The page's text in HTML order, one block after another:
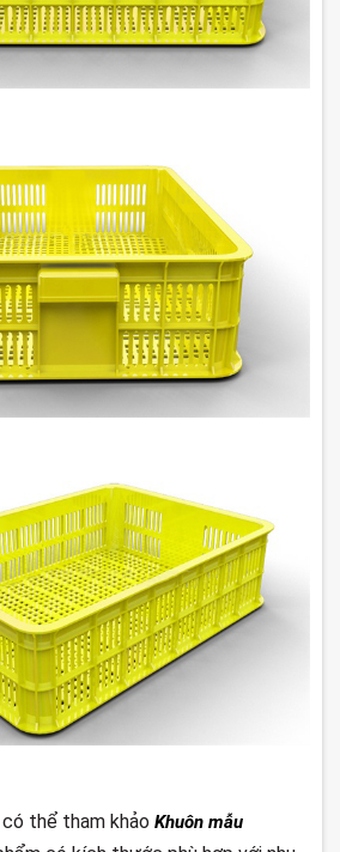
có thể tham khảo Khuôn mẫu